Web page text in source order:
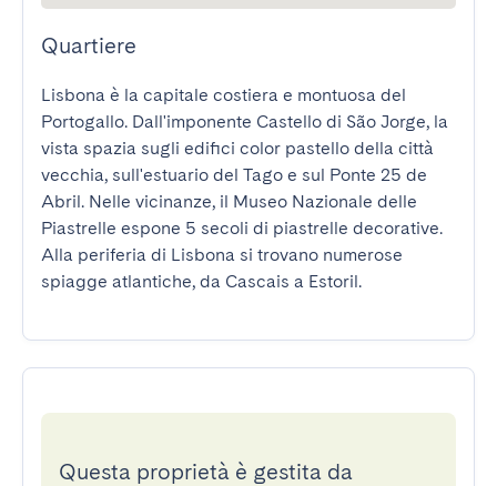
Quartiere
Lisbona è la capitale costiera e montuosa del
Portogallo. Dall'imponente Castello di São Jorge, la
vista spazia sugli edifici color pastello della città
vecchia, sull'estuario del Tago e sul Ponte 25 de
Abril. Nelle vicinanze, il Museo Nazionale delle
Piastrelle espone 5 secoli di piastrelle decorative.
Alla periferia di Lisbona si trovano numerose
spiagge atlantiche, da Cascais a Estoril.
Questa proprietà è gestita da